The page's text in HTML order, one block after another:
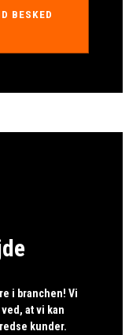
BESKED
i branchen! Vi
at vi kan
kunder.